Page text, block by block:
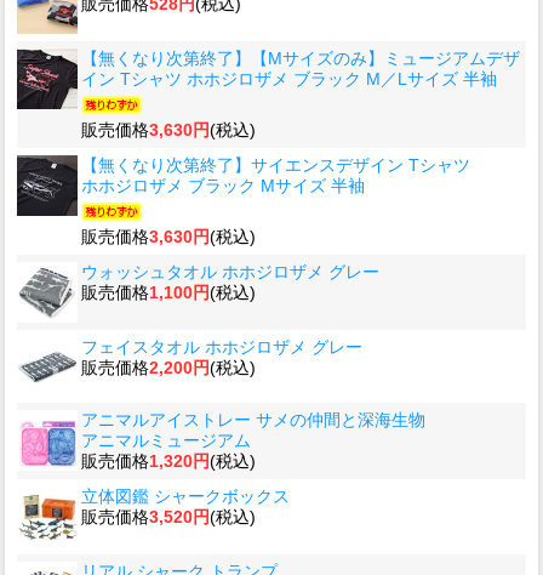
販売価格528円(税込)
【無くなり次第終了】【Mサイズのみ】ミュージアムデザ
イン Tシャツ ホホジロザメ ブラック M／Lサイズ 半袖
販売価格3,630円(税込)
【無くなり次第終了】サイエンスデザイン Tシャツ
ホホジロザメ ブラック Mサイズ 半袖
販売価格3,630円(税込)
ウォッシュタオル ホホジロザメ グレー
販売価格1,100円(税込)
フェイスタオル ホホジロザメ グレー
販売価格2,200円(税込)
アニマルアイストレー サメの仲間と深海生物
アニマルミュージアム
販売価格1,320円(税込)
立体図鑑 シャークボックス
販売価格3,520円(税込)